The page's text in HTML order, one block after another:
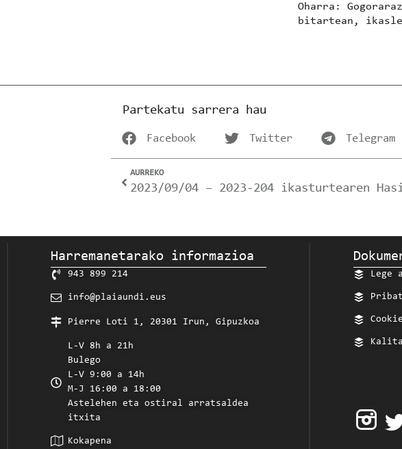
Oharra:
bitartean,
Partekatu sarrera hau
Facebook Twitter Telegram
AURREKO
Harremanetarako informazioa
943 899 214
info@plaiaundi.eus
Pierre Loti 1, 20301 Irun, Gipuzkoa
L-V 8h a 21h
Bulego
L-V 9:00 a 14h
M-J 16:00 a 18:00
Astelehen eta ostiral arratsaldea
itxita
Kokapena
Lege